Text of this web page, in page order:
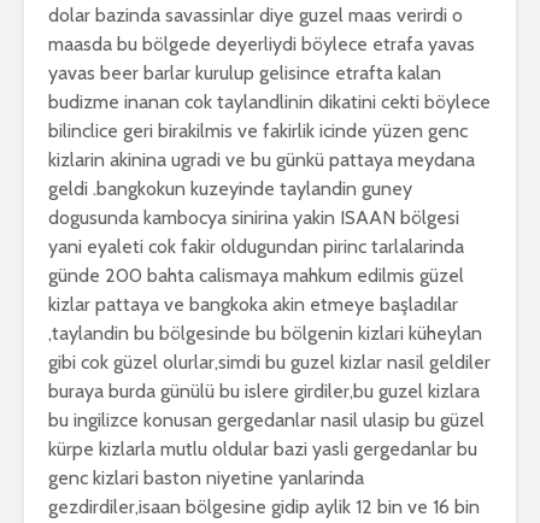
dolar bazinda savassinlar diye guzel maas verirdi o
maasda bu bölgede deyerliydi böylece etrafa yavas
yavas beer barlar kurulup gelisince etrafta kalan
budizme inanan cok taylandlinin dikatini cekti böylece
bilinclice geri birakilmis ve fakirlik icinde yüzen genc
kizlarin akinina ugradi ve bu günkü pattaya meydana
geldi .bangkokun kuzeyinde taylandin guney
dogusunda kambocya sinirina yakin ISAAN bölgesi
yani eyaleti cok fakir oldugundan pirinc tarlalarinda
günde 200 bahta calismaya mahkum edilmis güzel
kizlar pattaya ve bangkoka akin etmeye başladılar
,taylandin bu bölgesinde bu bölgenin kizlari küheylan
gibi cok güzel olurlar,simdi bu guzel kizlar nasil geldiler
buraya burda günülü bu islere girdiler,bu guzel kizlara
bu ingilizce konusan gergedanlar nasil ulasip bu güzel
kürpe kizlarla mutlu oldular bazi yasli gergedanlar bu
genc kizlari baston niyetine yanlarinda
gezdirdiler,isaan bölgesine gidip aylik 12 bin ve 16 bin